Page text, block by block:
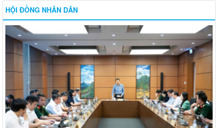
HỘI ĐỒNG NHÂN DÂN